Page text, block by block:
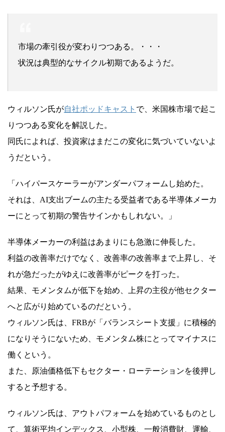
市場の牽引役が変わりつつある。・・・
状況は典型的なサイクル初期であるようだ。
ウィルソン氏が自社ポッドキャスト で、米国株市場で起こ
りつつある変化を解説した。
同氏によれば、投資家はまだこの変化に気づいていないよ
うだという。
「ハイパースケーラーがアンダーパフォームし始めた。
それは、AI支出ブームの主たる受益者である半導体メーカ
ーにとって初期の警告サインかもしれない。」
半導体メーカーの利益はあまりにも急激に伸長した。
利益の改善率だけでなく、改善率の改善率まで上昇し、そ
れが急だったがゆえに改善率がピークを打った。
結果、モメンタムが低下を始め、上昇の主役が他セクター
へと広がり始めているのだという。
ウィルソン氏は、FRBが「バランスシート支援」に積極的
になりそうにないため、モメンタム株にとってマイナスに
働くという。
また、原油価格低下もセクター・ローテーションを後押し
すると予想する。
ウィルソン氏は、アウトパフォームを始めているものとし
て、算術平均インデックス、小型株、一般消費財、運輸、